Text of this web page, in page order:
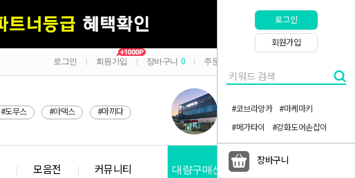
로그인 회원가입 장바구니 0 주문/배송
#도무스 #아덱스 #마끼다
모음전 커뮤니티 대량구매신청
로그인
회원가입
#코브라앙카
#마케마키
#메가타이
#강화도어손잡이
장바구니